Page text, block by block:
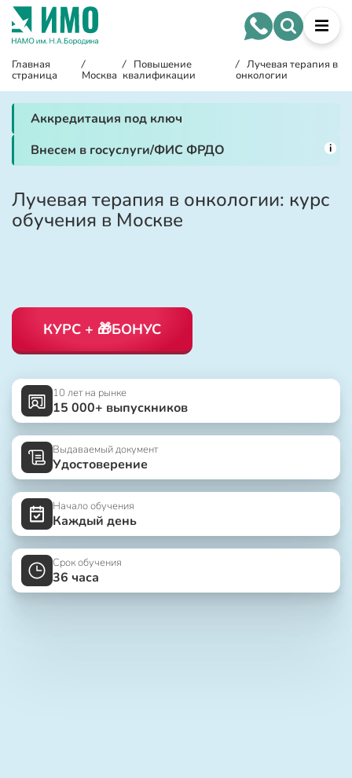
Главная
страница
/
Москва
/ Повышение
квалификации
/ Лучевая терапия в
онкологии
Аккредитация под ключ
Внесем в госуслуги/ФИС ФРДО
i
Лучевая терапия в онкологии: курс
обучения в Москве
КУРС + 🎁БОНУС
10 лет на рынке
15 000+ выпускников
Выдаваемый документ
Удостоверение
Начало обучения
Каждый день
Срок обучения
36 часа